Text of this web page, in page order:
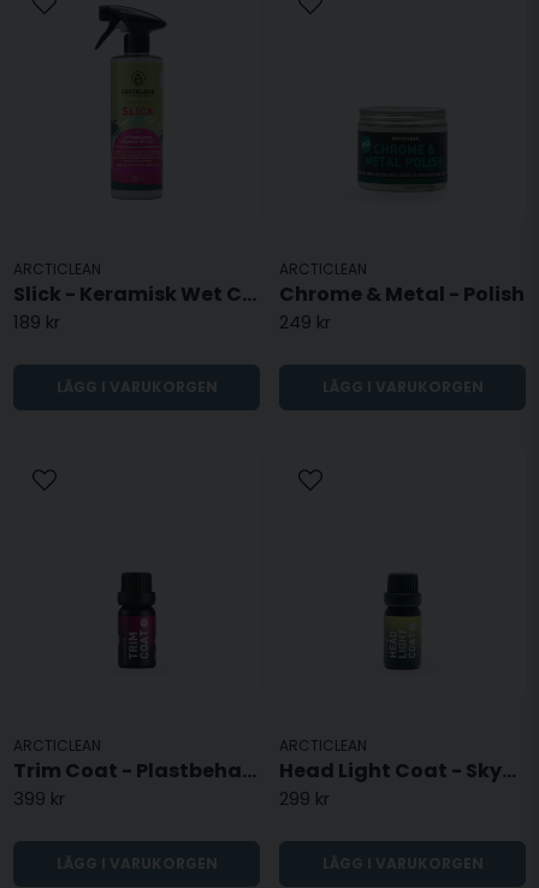
ARCTICLEAN
Slick - Keramisk Wet Coat
189 kr
LÄGG I VARUKORGEN
ARCTICLEAN
Chrome & Metal - Polish
249 kr
LÄGG I VARUKORGEN
ARCTICLEAN
Trim Coat - Plastbehandling - 10ML
399 kr
LÄGG I VARUKORGEN
ARCTICLEAN
Head Light Coat - Skydd för Strålkastare - 10ML
299 kr
LÄGG I VARUKORGEN